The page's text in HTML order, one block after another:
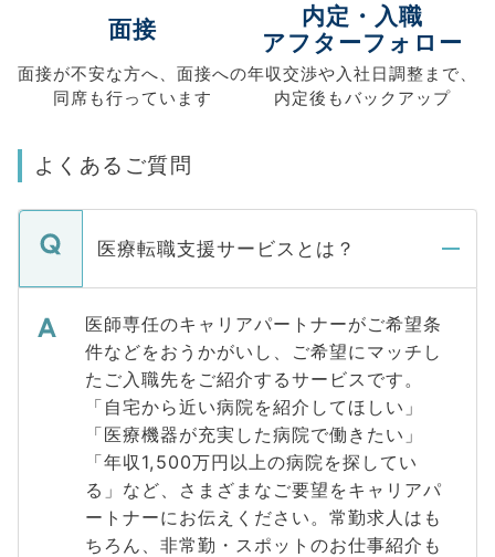
面接
面接が不安な方へ、 面接への
同席も行っています
内定・入職
アフターフォロー
年収交渉や入社日調整まで、
内定後もバックアップ
よくあるご質問
医療転職支援サービスとは？
医師専任のキャリアパートナーがご希望条
件などをおうかがいし、ご希望にマッチし
たご入職先をご紹介するサービスです。
「自宅から近い病院を紹介してほしい」
「医療機器が充実した病院で働きたい」
「年収1,500万円以上の病院を探してい
る」など、さまざまなご要望をキャリアパ
ートナーにお伝えください。常勤求人はも
ちろん、非常勤・スポットのお仕事紹介も